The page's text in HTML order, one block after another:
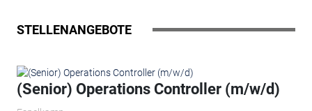
STELLENANGEBOTE
(Senior) Operations Controller (m/w/d)